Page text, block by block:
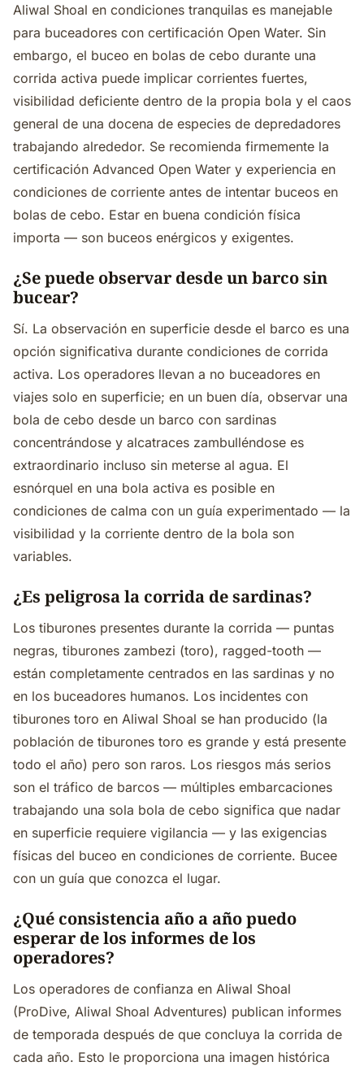
Aliwal Shoal en condiciones tranquilas es manejable
para buceadores con certificación Open Water. Sin
embargo, el buceo en bolas de cebo durante una
corrida activa puede implicar corrientes fuertes,
visibilidad deficiente dentro de la propia bola y el caos
general de una docena de especies de depredadores
trabajando alrededor. Se recomienda firmemente la
certificación Advanced Open Water y experiencia en
condiciones de corriente antes de intentar buceos en
bolas de cebo. Estar en buena condición física
importa — son buceos enérgicos y exigentes.
¿Se puede observar desde un barco sin
bucear?
Sí. La observación en superficie desde el barco es una
opción significativa durante condiciones de corrida
activa. Los operadores llevan a no buceadores en
viajes solo en superficie; en un buen día, observar una
bola de cebo desde un barco con sardinas
concentrándose y alcatraces zambulléndose es
extraordinario incluso sin meterse al agua. El
esnórquel en una bola activa es posible en
condiciones de calma con un guía experimentado — la
visibilidad y la corriente dentro de la bola son
variables.
¿Es peligrosa la corrida de sardinas?
Los tiburones presentes durante la corrida — puntas
negras, tiburones zambezi (toro), ragged-tooth —
están completamente centrados en las sardinas y no
en los buceadores humanos. Los incidentes con
tiburones toro en Aliwal Shoal se han producido (la
población de tiburones toro es grande y está presente
todo el año) pero son raros. Los riesgos más serios
son el tráfico de barcos — múltiples embarcaciones
trabajando una sola bola de cebo significa que nadar
en superficie requiere vigilancia — y las exigencias
físicas del buceo en condiciones de corriente. Bucee
con un guía que conozca el lugar.
¿Qué consistencia año a año puedo
esperar de los informes de los
operadores?
Los operadores de confianza en Aliwal Shoal
(ProDive, Aliwal Shoal Adventures) publican informes
de temporada después de que concluya la corrida de
cada año. Esto le proporciona una imagen histórica